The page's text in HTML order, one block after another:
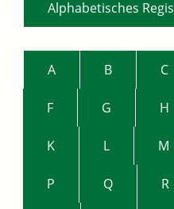
Alphabetisches
A B C
F G H
K L M
P Q R